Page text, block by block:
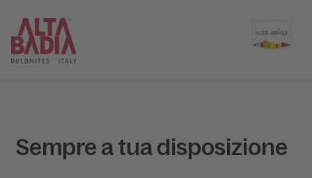
Sempre a tua disposizione